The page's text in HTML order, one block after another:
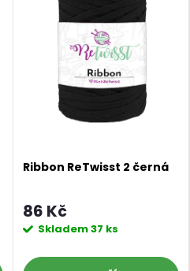
Ribbon ReTwisst 2 černá
86 Kč
Skladem37 ks
Prodejna Blog a návody